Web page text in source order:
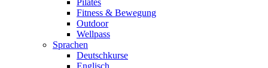
Pilates
Fitness & Bewegung
Outdoor
Wellpass
Sprachen
Deutschkurse
Englisch